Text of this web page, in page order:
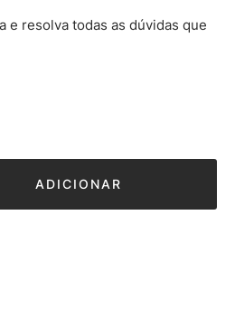
e resolva todas as dúvidas que
ADICIONAR